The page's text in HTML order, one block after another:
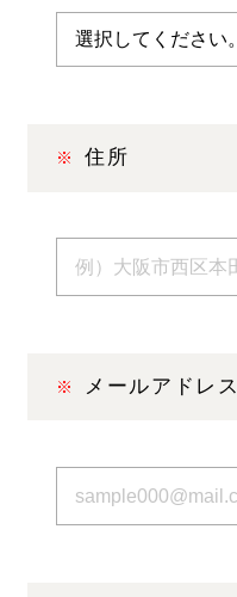
住所
メールアドレス